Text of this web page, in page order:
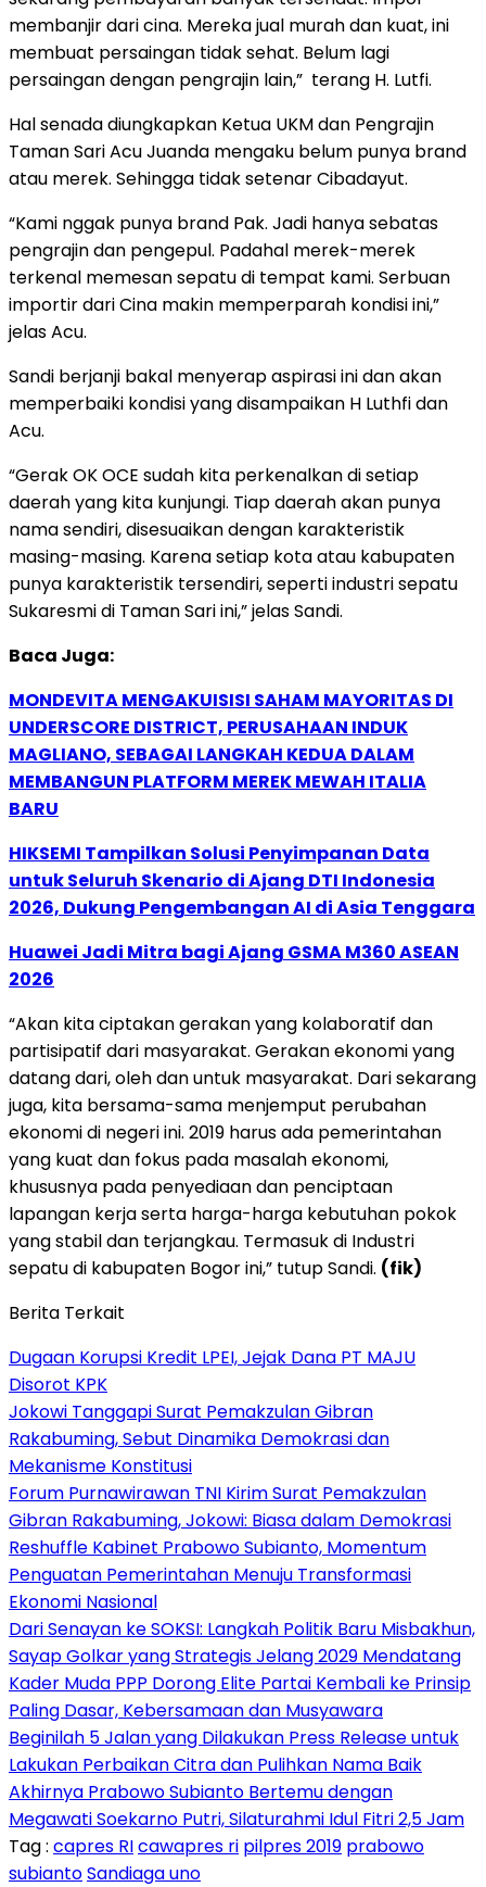
membanjir dari cina. Mereka jual murah dan kuat, ini
membuat persaingan tidak sehat. Belum lagi
persaingan dengan pengrajin lain,” terang H. Lutfi.
Hal senada diungkapkan Ketua UKM dan Pengrajin
Taman Sari Acu Juanda mengaku belum punya brand
atau merek. Sehingga tidak setenar Cibadayut.
“Kami nggak punya brand Pak. Jadi hanya sebatas
pengrajin dan pengepul. Padahal merek-merek
terkenal memesan sepatu di tempat kami. Serbuan
importir dari Cina makin memperparah kondisi ini,”
jelas Acu.
Sandi berjanji bakal menyerap aspirasi ini dan akan
memperbaiki kondisi yang disampaikan H Luthfi dan
Acu.
“Gerak OK OCE sudah kita perkenalkan di setiap
daerah yang kita kunjungi. Tiap daerah akan punya
nama sendiri, disesuaikan dengan karakteristik
masing-masing. Karena setiap kota atau kabupaten
punya karakteristik tersendiri, seperti industri sepatu
Sukaresmi di Taman Sari ini,” jelas Sandi.
Baca Juga:
MONDEVITA MENGAKUISISI SAHAM MAYORITAS DI
UNDERSCORE DISTRICT, PERUSAHAAN INDUK
MAGLIANO, SEBAGAI LANGKAH KEDUA DALAM
MEMBANGUN PLATFORM MEREK MEWAH ITALIA
BARU
HIKSEMI Tampilkan Solusi Penyimpanan Data
untuk Seluruh Skenario di Ajang DTI Indonesia
2026, Dukung Pengembangan AI di Asia Tenggara
Huawei Jadi Mitra bagi Ajang GSMA M360 ASEAN
2026
“Akan kita ciptakan gerakan yang kolaboratif dan
partisipatif dari masyarakat. Gerakan ekonomi yang
datang dari, oleh dan untuk masyarakat. Dari sekarang
juga, kita bersama-sama menjemput perubahan
ekonomi di negeri ini. 2019 harus ada pemerintahan
yang kuat dan fokus pada masalah ekonomi,
khususnya pada penyediaan dan penciptaan
lapangan kerja serta harga-harga kebutuhan pokok
yang stabil dan terjangkau. Termasuk di Industri
sepatu di kabupaten Bogor ini,” tutup Sandi. (fik)
Berita Terkait
Dugaan Korupsi Kredit LPEI, Jejak Dana PT MAJU
Disorot KPK
Jokowi Tanggapi Surat Pemakzulan Gibran
Rakabuming, Sebut Dinamika Demokrasi dan
Mekanisme Konstitusi
Forum Purnawirawan TNI Kirim Surat Pemakzulan
Gibran Rakabuming, Jokowi: Biasa dalam Demokrasi
Reshuffle Kabinet Prabowo Subianto, Momentum
Penguatan Pemerintahan Menuju Transformasi
Ekonomi Nasional
Dari Senayan ke SOKSI: Langkah Politik Baru Misbakhun,
Sayap Golkar yang Strategis Jelang 2029 Mendatang
Kader Muda PPP Dorong Elite Partai Kembali ke Prinsip
Paling Dasar, Kebersamaan dan Musyawara
Beginilah 5 Jalan yang Dilakukan Press Release untuk
Lakukan Perbaikan Citra dan Pulihkan Nama Baik
Akhirnya Prabowo Subianto Bertemu dengan
Megawati Soekarno Putri, Silaturahmi Idul Fitri 2,5 Jam
Tag : capres RIcawapres ri pilpres 2019 prabowo
subiantoSandiaga uno